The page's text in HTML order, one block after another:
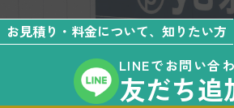
お見積り・料金について、知りたい方
LINEでお問い合
友だち追